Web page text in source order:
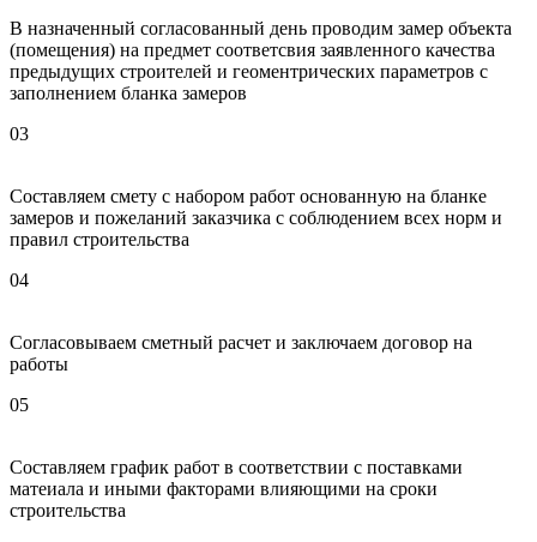
В назначенный согласованный день проводим замер объекта
(помещения) на предмет соответсвия заявленного качества
предыдущих строителей и геоментрических параметров с
заполнением бланка замеров
03
Составляем смету с набором работ основанную на бланке
замеров и пожеланий заказчика с соблюдением всех норм и
правил строительства
04
Согласовываем сметный расчет и заключаем договор на
работы
05
Составляем график работ в соответствии с поставками
матеиала и иными факторами влияющими на сроки
строительства